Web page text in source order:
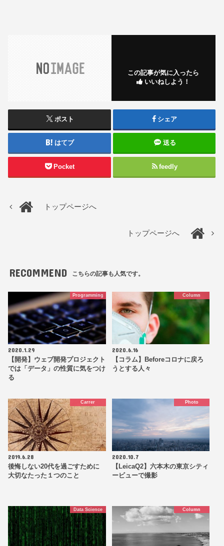
この記事が気に入ったら
いいねしよう！
ポスト シェア
はてブ 送る
Pocket feedly
トップページへ
トップページへ
RECOMMEND こちらの記事も人気です。
Programming
2020.1.29
【開発】ウェブ開発プロジェクト
では「データ」の性質に気をつけ
る
Column
2020.6.16
【コラム】Beforeコロナに戻ろ
うとする人々
Carrer
2019.6.28
後悔しない20代を過ごすために
大切なたった１つのこと
Photo
2020.10.7
【LeicaQ2】六本木の東京シティ
ービューで撮影
Data Science Column